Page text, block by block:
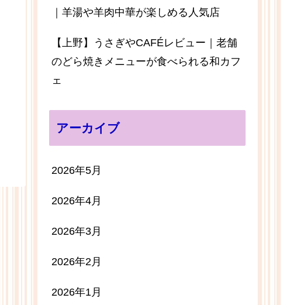
｜羊湯や羊肉中華が楽しめる人気店
【上野】うさぎやCAFÉレビュー｜老舗
のどら焼きメニューが食べられる和カフ
ェ
アーカイブ
2026年5月
2026年4月
2026年3月
2026年2月
2026年1月